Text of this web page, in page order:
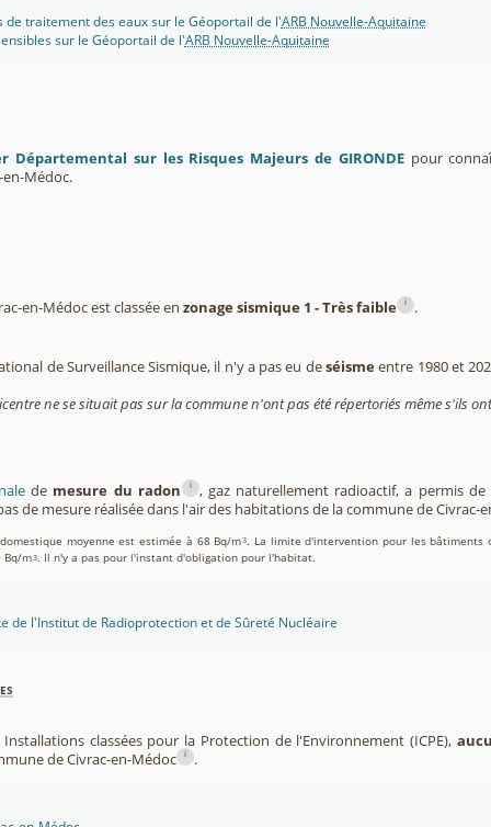
de traitement des eaux sur le Géoportail de l'ARB Nouvelle-Aquitaine
sur le Géoportail de l'ARB Nouvelle-Aquitaine
Départemental sur les Risques Majeurs de GIRONDEpour
Médoc.
en-Médoc est classée en zonage sismique 1 - Très faible i .
de Surveillance Sismique, il n'y a pas eu deséismeentre 1980 et
ne se situait pas sur la commune n'ont pas été répertoriés même s'ils
de mesure du radon i
, gaz naturellement radioactif, a permis
de mesure réalisée dans l'air des habitations de la commune de Civrac-
moyenne est estimée à 68 Bq/m3. La limite d'intervention pour les bâtiments
Bq/m3. Il n'y a pas pour l'instant d'obligation pour l'habitat.
de l'Institut de Radioprotection et de Sûreté Nucléaire
classées pour la Protection de l'Environnement (ICPE),
de Civrac-en-Médoc
i .